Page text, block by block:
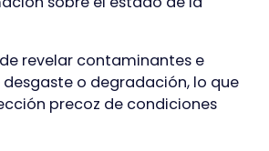
revelar contaminantes e
o degradación, lo que
precoz de condiciones